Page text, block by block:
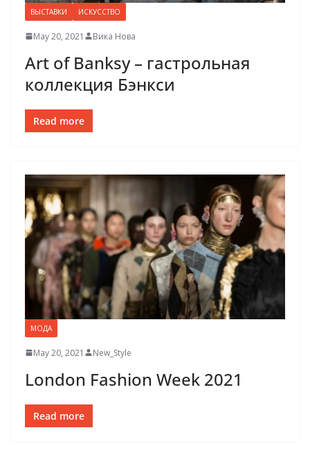
ВЫСТАВКИ ИСКУССТВО
May 20, 2021 Вика Нова
Art of Banksy – гастрольная
коллекция Бэнкси
Read more
МОДА
May 20, 2021 New_Style
London Fashion Week 2021
Read more